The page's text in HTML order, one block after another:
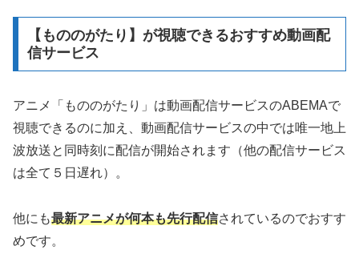
【もののがたり】が視聴できるおすすめ動画配
信サービス
アニメ「もののがたり」は動画配信サービスのABEMAで
視聴できるのに加え、動画配信サービスの中では唯一地上
波放送と同時刻に配信が開始されます（他の配信サービス
は全て５日遅れ）。
他にも最新アニメが何本も先行配信されているのでおすす
めです。